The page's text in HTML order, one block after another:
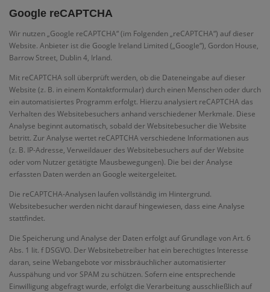
Google reCAPTCHA
Wir nutzen „Google reCAPTCHA“ (im Folgenden „reCAPTCHA“) auf dieser
Website. Anbieter ist die Google Ireland Limited („Google“), Gordon House,
Barrow Street, Dublin 4, Irland.
Mit reCAPTCHA soll überprüft werden, ob die Dateneingabe auf dieser
Website (z. B. in einem Kontaktformular) durch einen Menschen oder durch
ein automatisiertes Programm erfolgt. Hierzu analysiert reCAPTCHA das
Verhalten des Websitebesuchers anhand verschiedener Merkmale. Diese
Analyse beginnt automatisch, sobald der Websitebesucher die Website
betritt. Zur Analyse wertet reCAPTCHA verschiedene Informationen aus
(z. B. IP-Adresse, Verweildauer des Websitebesuchers auf der Website
oder vom Nutzer getätigte Mausbewegungen). Die bei der Analyse
erfassten Daten werden an Google weitergeleitet.
Die reCAPTCHA-Analysen laufen vollständig im Hintergrund.
Websitebesucher werden nicht darauf hingewiesen, dass eine Analyse
stattfindet.
Die Speicherung und Analyse der Daten erfolgt auf Grundlage von Art. 6
Abs. 1 lit. f DSGVO. Der Websitebetreiber hat ein berechtigtes Interesse
daran, seine Webangebote vor missbräuchlicher automatisierter
Ausspähung und vor SPAM zu schützen. Sofern eine entsprechende
Einwilligung abgefragt wurde, erfolgt die Verarbeitung ausschließlich auf